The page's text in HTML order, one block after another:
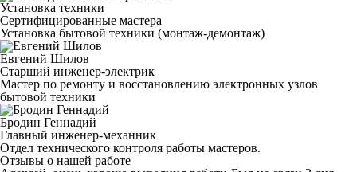
Установка техники
Сертифицированные мастера
Установка бытовой техники (монтаж-демонтаж)
Евгений Шилов
Старший инженер-электрик
Мастер по ремонту и восстановлению электронных узлов
бытовой техники
Бродин Геннадий
Главный инженер-механник
Отдел технического контроля работы мастеров.
Отзывы о нашей работе